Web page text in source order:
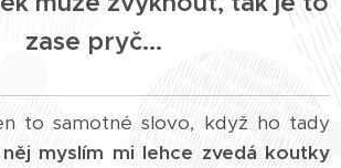
zase pryč...
to samotné slovo, když ho tady
myslím mi lehce zvedá koutky